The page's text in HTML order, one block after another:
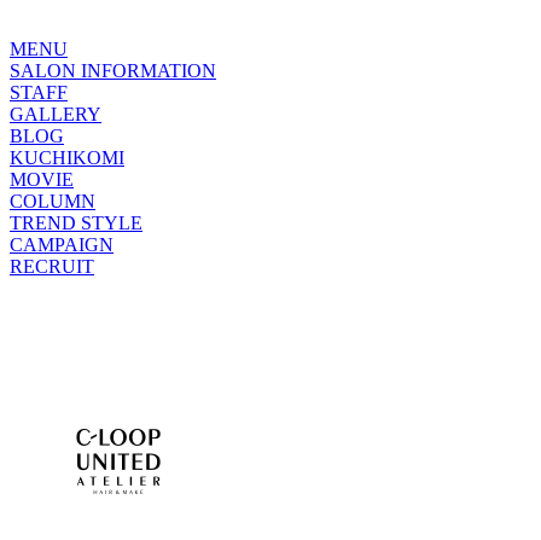
MENU
SALON INFORMATION
STAFF
GALLERY
BLOG
KUCHIKOMI
MOVIE
COLUMN
TREND STYLE
CAMPAIGN
RECRUIT